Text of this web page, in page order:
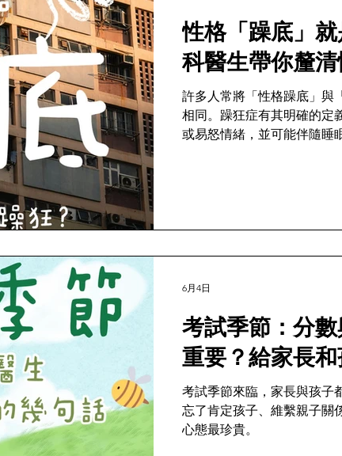
性格「躁底」
科醫生帶你釐
許多人常將「性格躁底」與
相同。躁狂症有其明確的定
或易怒情緒，並可能伴隨睡
考試季節：分
重要？給家長
考試季節來臨，家長與孩子
忘了肯定孩子、維繫親子關
心態最珍貴。
6月4日